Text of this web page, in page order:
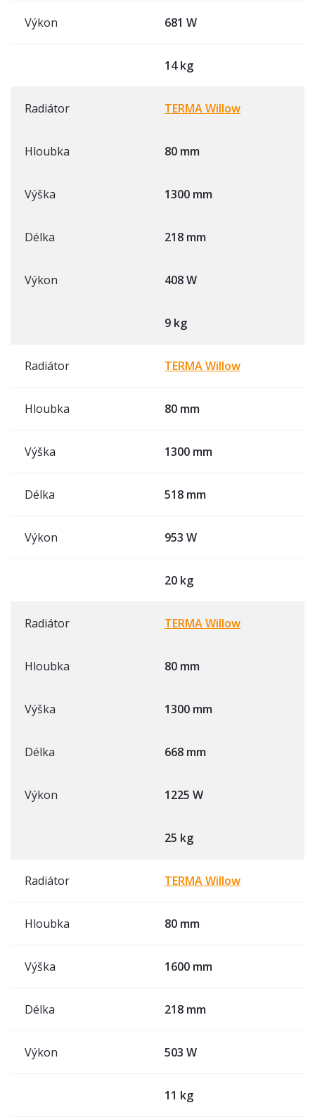
Výkon 681 W
14 kg
Radiátor TERMA Willow
Hloubka 80 mm
Výška 1300 mm
Délka 218 mm
Výkon 408 W
9 kg
Radiátor TERMA Willow
Hloubka 80 mm
Výška 1300 mm
Délka 518 mm
Výkon 953 W
20 kg
Radiátor TERMA Willow
Hloubka 80 mm
Výška 1300 mm
Délka 668 mm
Výkon 1225 W
25 kg
Radiátor TERMA Willow
Hloubka 80 mm
Výška 1600 mm
Délka 218 mm
Výkon 503 W
11 kg